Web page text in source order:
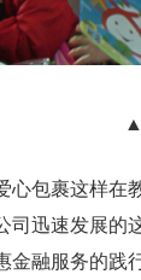
心包裹这样在
司迅速发展的
金融服务的践